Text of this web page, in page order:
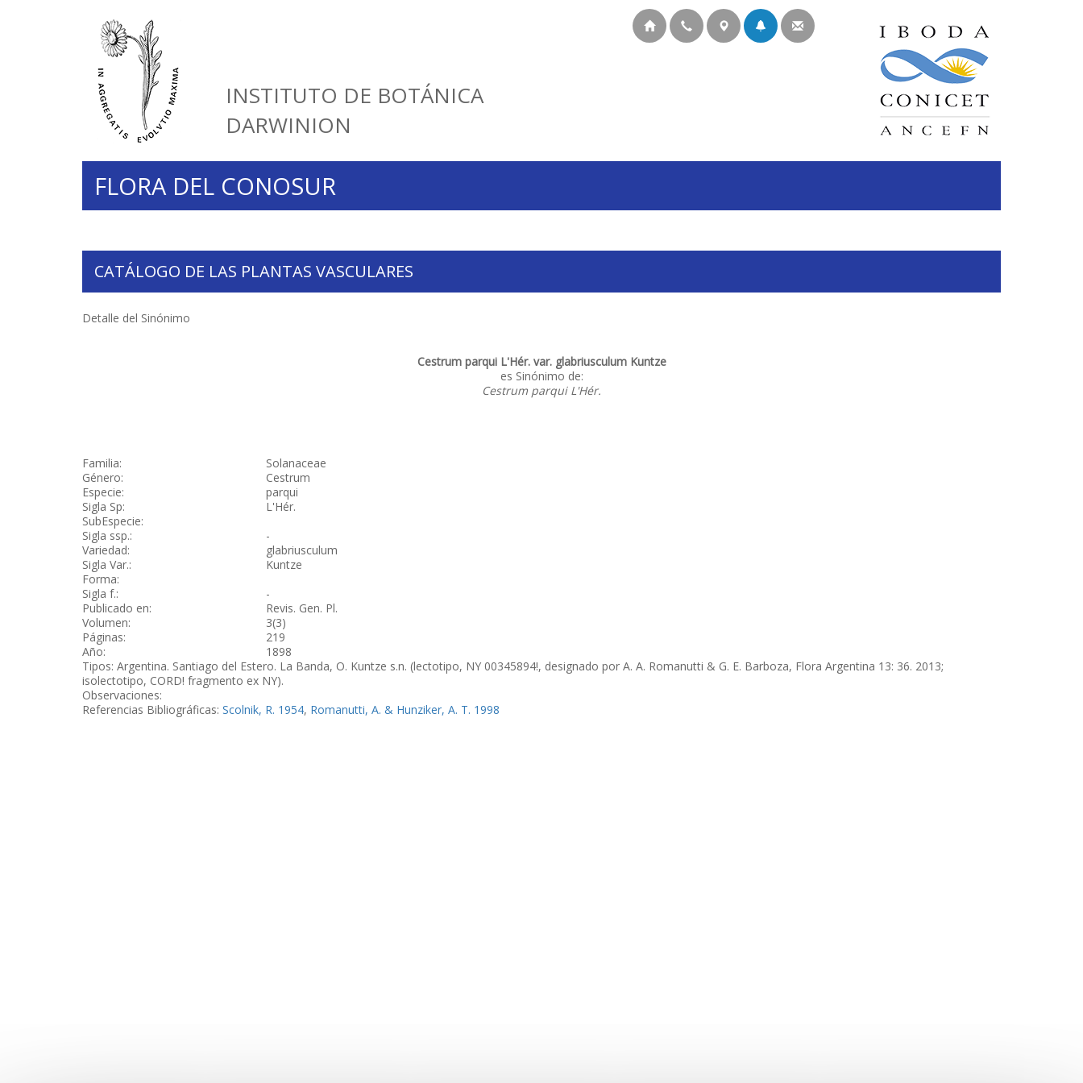
INSTITUTO DE BOTÁNICA
DARWINION
FLORA DEL CONOSUR
CATÁLOGO DE LAS PLANTAS VASCULARES
Detalle del Sinónimo
Cestrum parqui L'Hér. var. glabriusculum Kuntze
es Sinónimo de:
Cestrum parqui L'Hér.
Familia:
Solanaceae
Género:
Cestrum
Especie:
parqui
Sigla Sp:
L'Hér.
SubEspecie:
Sigla ssp.:
-
Variedad:
glabriusculum
Sigla Var.:
Kuntze
Forma:
Sigla f.:
-
Publicado en:
Revis. Gen. Pl.
Volumen:
3(3)
Páginas:
219
Año:
1898
Tipos: Argentina. Santiago del Estero. La Banda, O. Kuntze s.n. (lectotipo, NY 00345894!, designado por A. A. Romanutti & G. E. Barboza, Flora Argentina 13: 36. 2013;
isolectotipo, CORD! fragmento ex NY).
Observaciones:
Referencias Bibliográficas: Scolnik, R. 1954, Romanutti, A. & Hunziker, A. T. 1998